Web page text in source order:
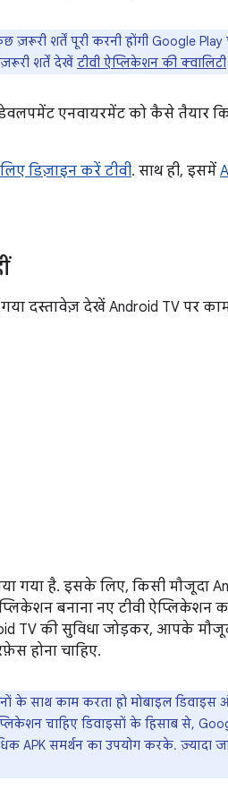
शर्तें पूरी करनी होंगी Google Play
शर्तें देखें टीवी ऐप्लिकेशन की क्वालिटी
एनवायरमेंट को कैसे तैयार
डिज़ाइन करें टीवी. साथ ही, इसमें
दस्तावेज़ देखें Android TV पर
गया है. इसके लिए, किसी मौजूदा
बनाना नए टीवी ऐप्लिकेशन
TV की सुविधा जोड़कर, आपके
होना चाहिए.
के साथ काम करता हो मोबाइल डिवाइस
चाहिए डिवाइसों के हिसाब से,
समर्थन का उपयोग करके. ज़्यादा